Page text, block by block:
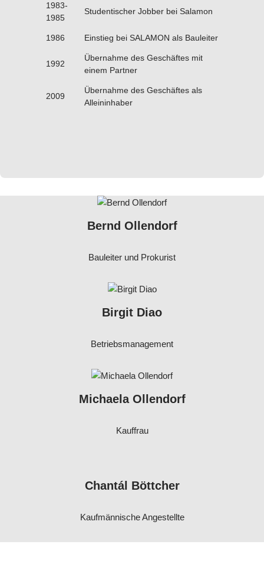
1983-
1985
Studentischer Jobber bei Salamon
1986 Einstieg bei SALAMON als Bauleiter
1992
Übernahme des Geschäftes mit
einem Partner
2009
Übernahme des Geschäftes als
Alleininhaber
Bernd Ollendorf
Bauleiter und Prokurist
Birgit Diao
Betriebsmanagement
Michaela Ollendorf
Kauffrau
Chantál Böttcher
Kaufmännische Angestellte